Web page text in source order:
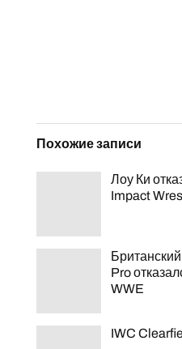
Похожие записи
Лоу Ки
Impact
Pro
WWE
IWC